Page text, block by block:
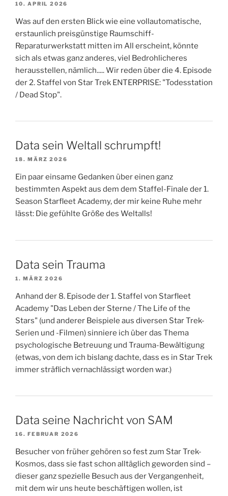
10. APRIL 2026
Was auf den ersten Blick wie eine vollautomatische,
erstaunlich preisgünstige Raumschiff-
Reparaturwerkstatt mitten im All erscheint, könnte
sich als etwas ganz anderes, viel Bedrohlicheres
herausstellen, nämlich..... Wir reden über die 4. Episode
der 2. Staffel von Star Trek ENTERPRISE: "Todesstation
/ Dead Stop".
Data sein Weltall schrumpft!
18. MÄRZ 2026
Ein paar einsame Gedanken über einen ganz
bestimmten Aspekt aus dem dem Staffel-Finale der 1.
Season Starfleet Academy, der mir keine Ruhe mehr
lässt: Die gefühlte Größe des Weltalls!
Data sein Trauma
1. MÄRZ 2026
Anhand der 8. Episode der 1. Staffel von Starfleet
Academy "Das Leben der Sterne / The Life of the
Stars" (und anderer Beispiele aus diversen Star Trek-
Serien und -Filmen) sinniere ich über das Thema
psychologische Betreuung und Trauma-Bewältigung
(etwas, von dem ich bislang dachte, dass es in Star Trek
immer sträflich vernachlässigt worden war.)
Data seine Nachricht von SAM
16. FEBRUAR 2026
Besucher von früher gehören so fest zum Star Trek-
Kosmos, dass sie fast schon alltäglich geworden sind –
dieser ganz spezielle Besuch aus der Vergangenheit,
mit dem wir uns heute beschäftigen wollen, ist